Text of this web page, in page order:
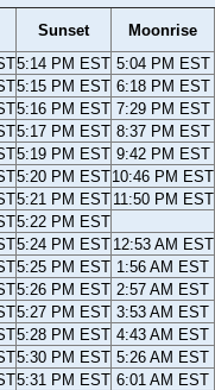
Sunset Moonrise
5:14 PM EST 5:04 PM EST
5:15 PM EST 6:18 PM EST
5:16 PM EST 7:29 PM EST
5:17 PM EST 8:37 PM EST
5:19 PM EST 9:42 PM EST
5:20 PM EST10:46 PM EST
5:21 PM EST 11:50 PM EST
5:22 PM EST
5:24 PM EST 12:53 AM EST
5:25 PM EST 1:56 AM EST
5:26 PM EST 2:57 AM EST
5:27 PM EST 3:53 AM EST
5:28 PM EST 4:43 AM EST
5:30 PM EST 5:26 AM EST
5:31 PM EST 6:01 AM EST